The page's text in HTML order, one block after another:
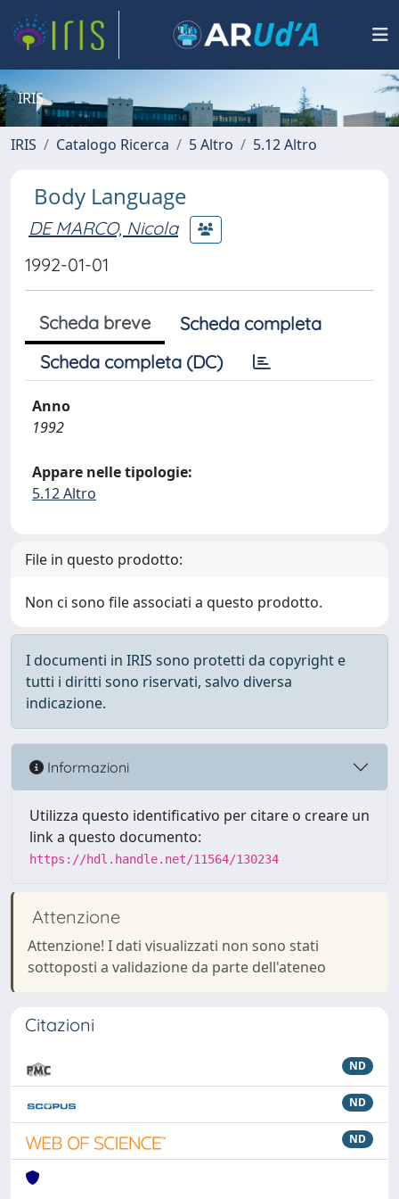
IRIS
IRIS Catalogo Ricerca 5 Altro 5.12 Altro
Body Language
DE MARCO, Nicola
1992-01-01
Scheda breve
Scheda completa
Scheda completa (DC)
Anno
1992
Appare nelle tipologie:
5.12 Altro
File in questo prodotto:
Non ci sono file associati a questo prodotto.
I documenti in IRIS sono protetti da copyright e
tutti i diritti sono riservati, salvo diversa
indicazione.
Informazioni
Utilizza questo identificativo per citare o creare un
link a questo documento:
https://hdl.handle.net/11564/130234
Attenzione
Attenzione! I dati visualizzati non sono stati
sottoposti a validazione da parte dell'ateneo
Citazioni
ND
ND
ND